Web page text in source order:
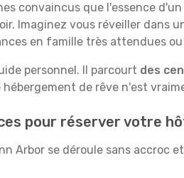
convaincus que l'essence
Imaginez vous réveiller dans
en famille très attendues
personnel. Il parcourt des
hébergement de rêve n'est
pour réserver votre
Arbor se déroule sans accroc